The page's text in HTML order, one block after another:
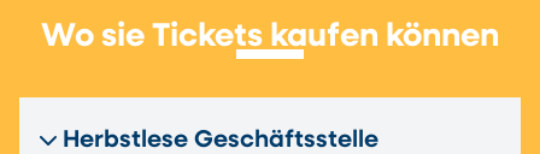
Wo sie Tickets kaufen können
Herbstlese Geschäftsstelle